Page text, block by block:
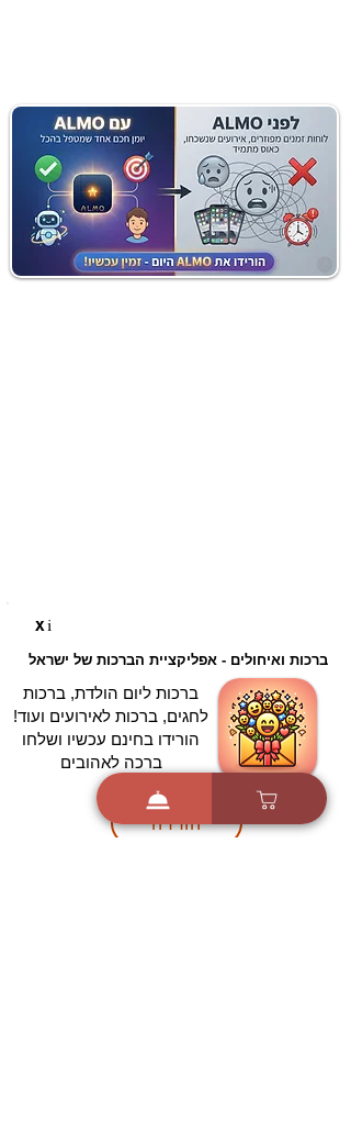
Xi
ברכות ואיחולים - אפליקציית הברכות של ישראל
ברכות ליום הולדת, ברכות
לחגים, ברכות לאירועים ועוד!
הורידו בחינם עכשיו ושלחו
ברכה לאהובים
הורדה